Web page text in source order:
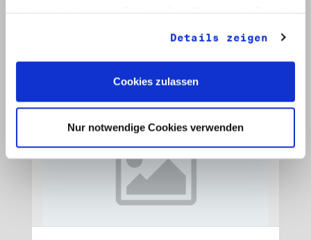
Details zeigen
Cookies zulassen
Nur notwendige Cookies verwenden